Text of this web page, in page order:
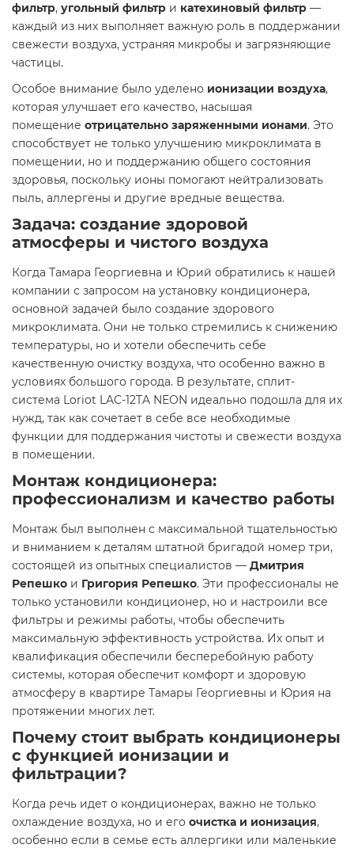
фильтр, угольный фильтр и катехиновый фильтр —
каждый из них выполняет важную роль в поддержании
свежести воздуха, устраняя микробы и загрязняющие
частицы.
Особое внимание было уделено ионизации воздуха,
которая улучшает его качество, насышая
помещение отрицательно заряженными ионами. Это
способствует не только улучшению микроклимата в
помещении, но и поддержанию общего состояния
здоровья, поскольку ионы помогают нейтрализовать
пыль, аллергены и другие вредные вещества.
Задача: создание здоровой
атмосферы и чистого воздуха
Когда Тамара Георгиевна и Юрий обратились к нашей
компании с запросом на установку кондиционера,
основной задачей было создание здорового
микроклимата. Они не только стремились к снижению
температуры, но и хотели обеспечить себе
качественную очистку воздуха, что особенно важно в
условиях большого города. В результате, сплит-
система Loriot LAC-12TA NEON идеально подошла для их
нужд, так как сочетает в себе все необходимые
функции для поддержания чистоты и свежести воздуха
в помещении.
Монтаж кондиционера:
профессионализм и качество работы
Монтаж был выполнен с максимальной тщательностью
и вниманием к деталям штатной бригадой номер три,
состоящей из опытных специалистов — Дмитрия
Репешко и Григория Репешко. Эти профессионалы не
только установили кондиционер, но и настроили все
фильтры и режимы работы, чтобы обеспечить
максимальную эффективность устройства. Их опыт и
квалификация обеспечили бесперебойную работу
системы, которая обеспечит комфорт и здоровую
атмосферу в квартире Тамары Георгиевны и Юрия на
протяжении многих лет.
Почему стоит выбрать кондиционеры
с функцией ионизации и
фильтрации?
Когда речь идет о кондиционерах, важно не только
охлаждение воздуха, но и его очистка и ионизация,
особенно если в семье есть аллергики или маленькие